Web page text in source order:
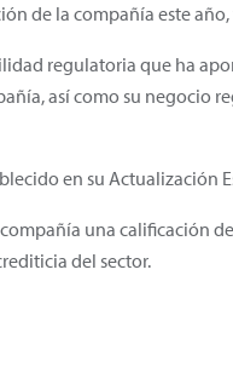
de la compañía este
regulatoria que ha
así como su negocio
en su Actualización
una calificación
del sector.